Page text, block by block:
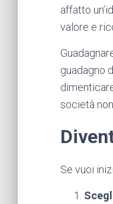
affatto
valore e
guadagno
società
Se vuoi